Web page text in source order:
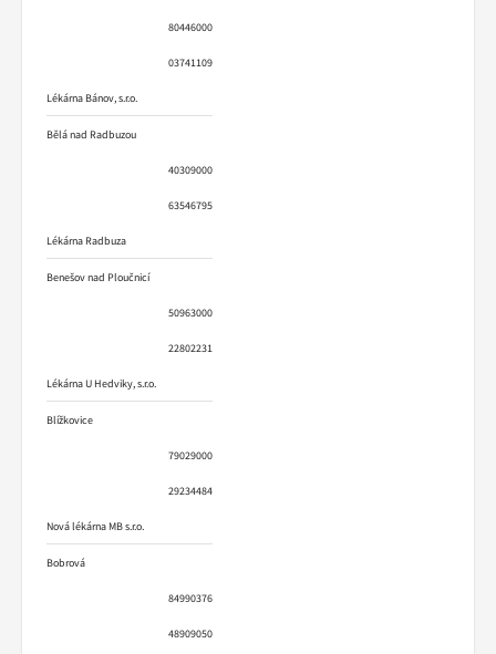
80446000
03741109
Lékárna Bánov, s.r.o.
Bělá nad Radbuzou
40309000
63546795
Lékárna Radbuza
Benešov nad Ploučnicí
50963000
22802231
Lékárna U Hedviky, s.r.o.
Blížkovice
79029000
29234484
Nová lékárna MB s.r.o.
Bobrová
84990376
48909050